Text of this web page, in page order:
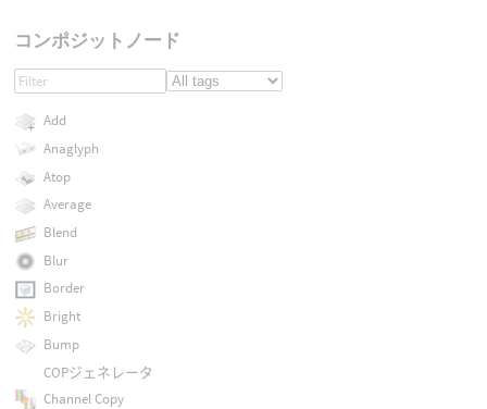
コンポジットノード
Add
Anaglyph
Atop
Average
Blend
Blur
Border
Bright
Bump
COPジェネレータ
Channel Copy